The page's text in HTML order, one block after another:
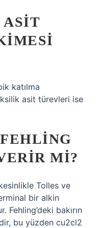
katılma
asit türevleri ise
MI?
Tolles ve
bir alkin
Fehling’deki bakırın
bu yüzden cu2cl2